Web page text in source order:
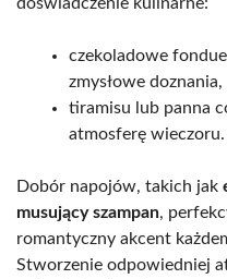
czekoladowe
zmysłowe doznania,
tiramisu lub panna
atmosferę wieczoru.
Dobór napojów, takich jak
musujący szampan,
romantyczny akcent
Stworzenie odpowiedniej